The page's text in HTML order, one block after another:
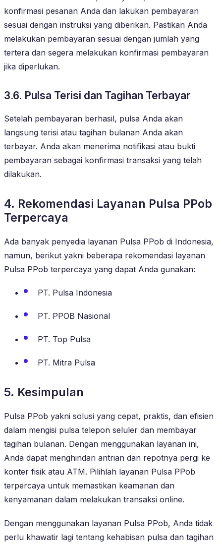
konfirmasi pesanan Anda dan lakukan pembayaran
sesuai dengan instruksi yang diberikan. Pastikan Anda
melakukan pembayaran sesuai dengan jumlah yang
tertera dan segera melakukan konfirmasi pembayaran
jika diperlukan.
3.6. Pulsa Terisi dan Tagihan Terbayar
Setelah pembayaran berhasil, pulsa Anda akan
langsung terisi atau tagihan bulanan Anda akan
terbayar. Anda akan menerima notifikasi atau bukti
pembayaran sebagai konfirmasi transaksi yang telah
dilakukan.
4. Rekomendasi Layanan Pulsa PPob
Terpercaya
Ada banyak penyedia layanan Pulsa PPob di Indonesia,
namun, berikut yakni beberapa rekomendasi layanan
Pulsa PPob terpercaya yang dapat Anda gunakan:
PT. Pulsa Indonesia
PT. PPOB Nasional
PT. Top Pulsa
PT. Mitra Pulsa
5. Kesimpulan
Pulsa PPob yakni solusi yang cepat, praktis, dan efisien
dalam mengisi pulsa telepon seluler dan membayar
tagihan bulanan. Dengan menggunakan layanan ini,
Anda dapat menghindari antrian dan repotnya pergi ke
konter fisik atau ATM. Pilihlah layanan Pulsa PPob
terpercaya untuk memastikan keamanan dan
kenyamanan dalam melakukan transaksi online.
Dengan menggunakan layanan Pulsa PPob, Anda tidak
perlu khawatir lagi tentang kehabisan pulsa dan tagihan